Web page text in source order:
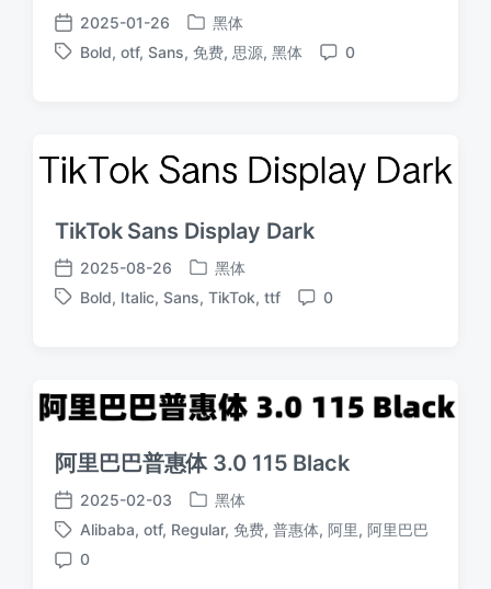
发
布
2025-01-26
发
布
黑体
标
Bold, otf, Sans, 免费, 思源, 黑体
评
0
TikTok Sans Display Dark
发
布
2025-08-26
发
布
黑体
标
Bold, Italic, Sans, TikTok, ttf
评
0
阿里巴巴普惠体 3.0 115 Black
发
布
日
2025-02-03
发
布
黑体
标
签
Alibaba, otf, Regular, 免费, 普惠体, 阿里, 阿里巴巴
评
0